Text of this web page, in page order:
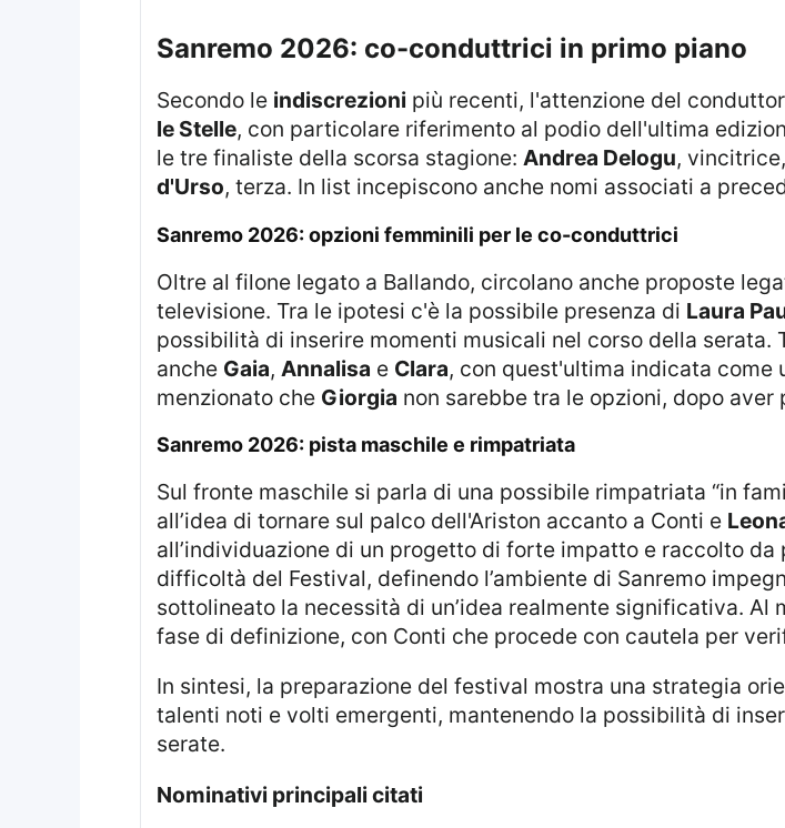
sanremo 2026: co-conduttrici in primo piano
Secondo le indiscrezioni più recenti, l'attenzione del
le Stelle, con particolare riferimento al podio dell'ultima
le tre finaliste della scorsa stagione: Andrea Delogu, vincitrice,
d'Urso, terza. In list incepiscono anche nomi associati a
sanremo 2026: opzioni femminili per le co-conduttrici
Oltre al filone legato a Ballando, circolano anche proposte legate ad altre figure femminili della musica e della
televisione. Tra le ipotesi c'è la possibile presenza di Laura
possibilità di inserire momenti musicali nel corso della
anche Gaia, Annalisa e Clara, con quest'ultima indicata come
menzionato che Giorgia non sarebbe tra le opzioni, dopo
sanremo 2026: pista maschile e rimpatriata
Sul fronte maschile si parla di una possibile rimpatriata “in
all’idea di tornare sul palco dell'Ariston accanto a Conti e
all’individuazione di un progetto di forte impatto e raccolto
difficoltà del Festival, definendo l’ambiente di Sanremo
sottolineato la necessità di un’idea realmente significativa.
fase di definizione, con Conti che procede con cautela per
In sintesi, la preparazione del festival mostra una strategia orientata a equilibrare talenti femminili e maschili tra
talenti noti e volti emergenti, mantenendo la possibilità di
serate.
nominativi principali citati